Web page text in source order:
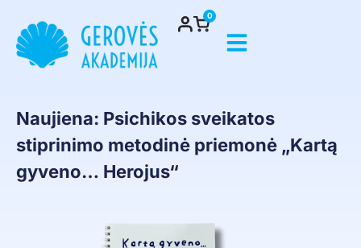
0
Naujiena: Psichikos sveikatos
stiprinimo metodinė priemonė „Kartą
gyveno… Herojus“